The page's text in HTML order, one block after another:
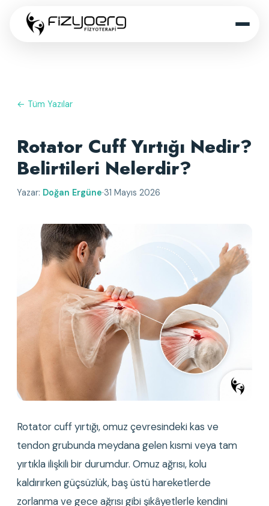
← Tüm Yazılar
Rotator Cuff Yırtığı Nedir?
Belirtileri Nelerdir?
Yazar: Doğan Ergüne·31 Mayıs 2026
Rotator cuff yırtığı, omuz çevresindeki kas ve
tendon grubunda meydana gelen kısmi veya tam
yırtıkla ilişkili bir durumdur. Omuz ağrısı, kolu
kaldırırken güçsüzlük, baş üstü hareketlerde
zorlanma ve gece ağrısı gibi şikâyetlerle kendini